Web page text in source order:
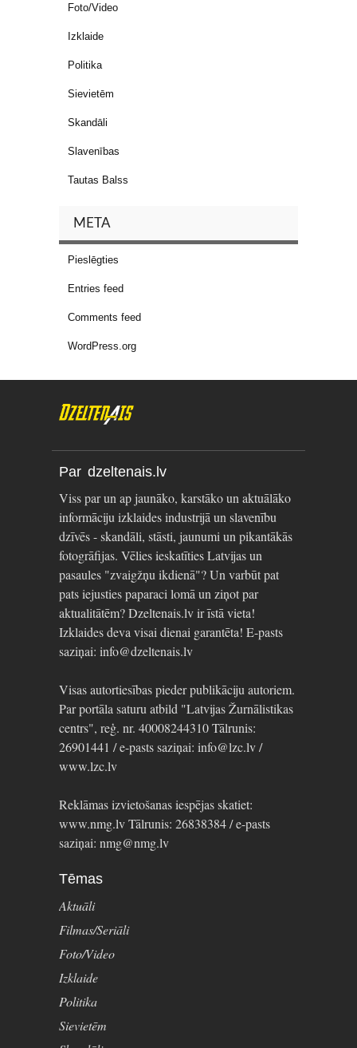
Foto/Video
Izklaide
Politika
Sievietēm
Skandāli
Slavenības
Tautas Balss
META
Pieslēgties
Entries feed
Comments feed
WordPress.org
Par dzeltenais.lv
Viss par un ap jaunāko, karstāko un aktuālāko
informāciju izklaides industrijā un slavenību
dzīvēs - skandāli, stāsti, jaunumi un pikantākās
fotogrāfijas. Vēlies ieskatīties Latvijas un
pasaules "zvaigžņu ikdienā"? Un varbūt pat
pats iejusties paparaci lomā un ziņot par
aktualitātēm? Dzeltenais.lv ir īstā vieta!
Izklaides deva visai dienai garantēta! E-pasts
saziņai: info@dzeltenais.lv
Visas autortiesības pieder publikāciju autoriem.
Par portāla saturu atbild "Latvijas Žurnālistikas
centrs", reģ. nr. 40008244310 Tālrunis:
26901441 / e-pasts saziņai: info@lzc.lv /
www.lzc.lv
Reklāmas izvietošanas iespējas skatiet:
www.nmg.lv Tālrunis: 26838384 / e-pasts
saziņai: nmg@nmg.lv
Tēmas
Aktuāli
Filmas/Seriāli
Foto/Video
Izklaide
Politika
Sievietēm